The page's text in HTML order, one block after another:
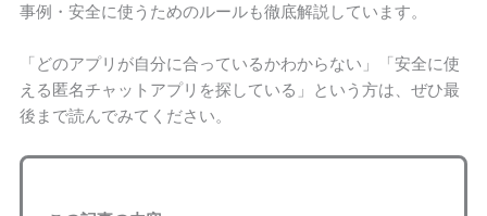
事例・安全に使うためのルールも徹底解説しています。
「どのアプリが自分に合っているかわからない」「安全に使
える匿名チャットアプリを探している」という方は、ぜひ最
後まで読んでみてください。